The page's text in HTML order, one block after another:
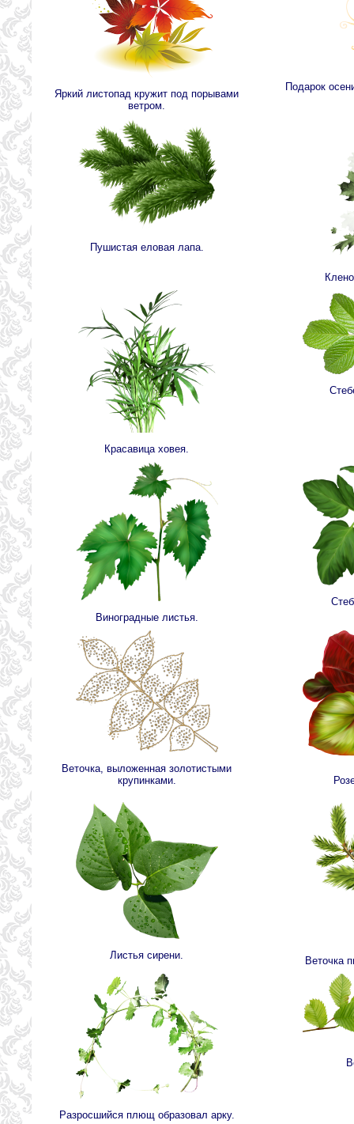
Яркий листопад кружит под порывами
ветром.
Подарок
Пушистая еловая лапа.
Красавица ховея.
Виноградные листья.
Веточка, выложенная золотистыми
крупинками.
Листья сирени. Веточка
Разросшийся плющ образовал арку.